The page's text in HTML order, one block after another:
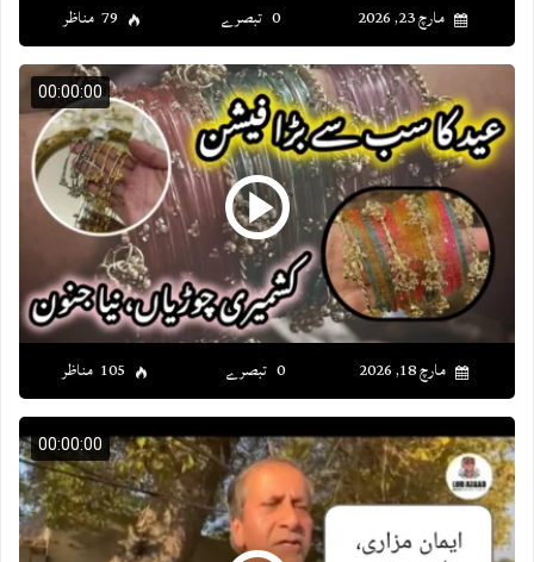
مارچ 23, 2026 0 تبصرے 79 مناظر
00:00:00
مارچ 18, 2026 0 تبصرے 105 مناظر
00:00:00